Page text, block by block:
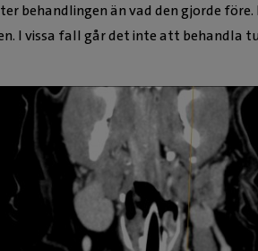
behandlingen än vad den gjorde
I vissa fall går det inte att behandla